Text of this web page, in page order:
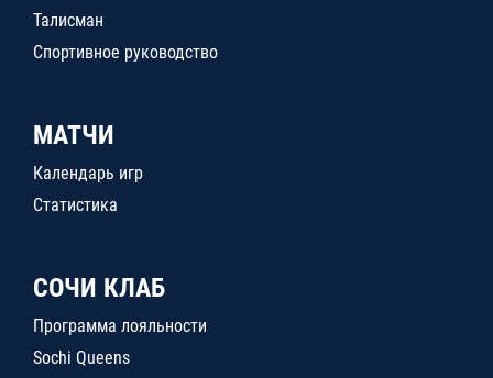
Талисман
Спортивное руководство
МАТЧИ
Календарь игр
Статистика
СОЧИ КЛАБ
Программа лояльности
Sochi Queens